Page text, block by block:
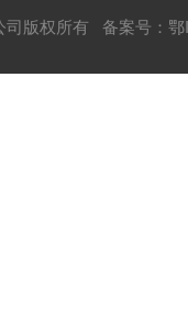
司版权所有 备案号：